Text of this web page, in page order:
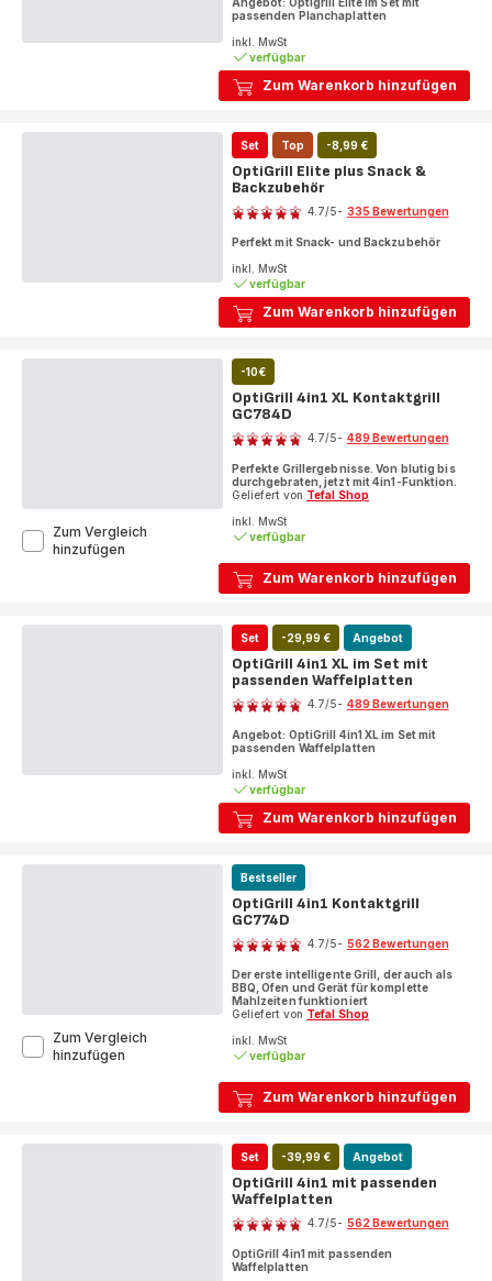
Zum Warenkorb hinzufügen
passenden Planchaplatten
inkl. MwSt
verfügbar
Zum Warenkorb hinzufügen
Set Top -8,99 €
OptiGrill Elite plus Snack &
Backzubehör
Bewertung
4.7/5- 335 Bewertungen
Perfekt mit Snack- und Backzubehör
inkl. MwSt
verfügbar
Zum Warenkorb hinzufügen
-10€
OptiGrill 4in1 XL Kontaktgrill
GC784D
Bewertung
4.7/5- 489 Bewertungen
Perfekte Grillergebnisse. Von blutig bis
durchgebraten, jetzt mit 4in1-Funktion.
Geliefert von Tefal Shop
inkl. MwSt
verfügbar
Zum Vergleich
hinzufügen
Zum Warenkorb hinzufügen
Set -29,99 € Angebot
OptiGrill 4in1 XL im Set mit
passenden Waffelplatten
Bewertung
4.7/5- 489 Bewertungen
Angebot: OptiGrill 4in1 XL im Set mit
passenden Waffelplatten
inkl. MwSt
verfügbar
Zum Warenkorb hinzufügen
Bestseller
OptiGrill 4in1 Kontaktgrill
GC774D
Bewertung
4.7/5- 562 Bewertungen
Der erste intelligente Grill, der auch als
BBQ, Ofen und Gerät für komplette
Mahlzeiten funktioniert
Geliefert von Tefal Shop
inkl. MwSt
verfügbar
Zum Vergleich
hinzufügen
Set -39,99 € Angebot
OptiGrill 4in1 mit passenden
Waffelplatten
Bewertung
4.7/5- 562 Bewertungen
OptiGrill 4in1 mit passenden
Waffelplatten